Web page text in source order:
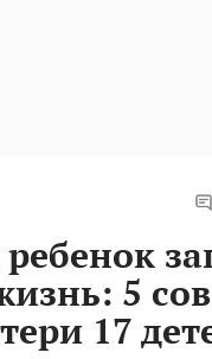
5
17